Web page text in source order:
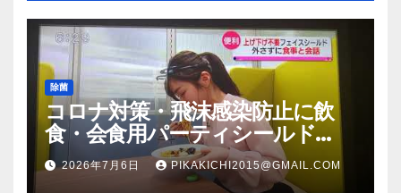
除菌
コロナ対策・飛沫感染防止に飲
食・会食用パーティシールド
（マスク会食代替品）ＦＢＣ福井
放送のＴＶ番組での紹介映像
2026年7月6日 PIKAKICHI2015@GMAIL.COM